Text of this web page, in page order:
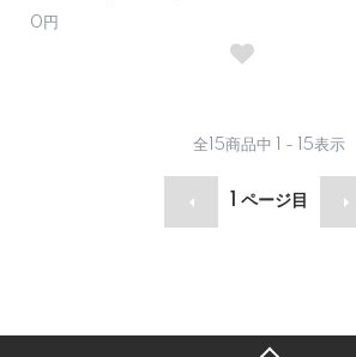
0円
全 15商品中 1 - 15表示
ページ目